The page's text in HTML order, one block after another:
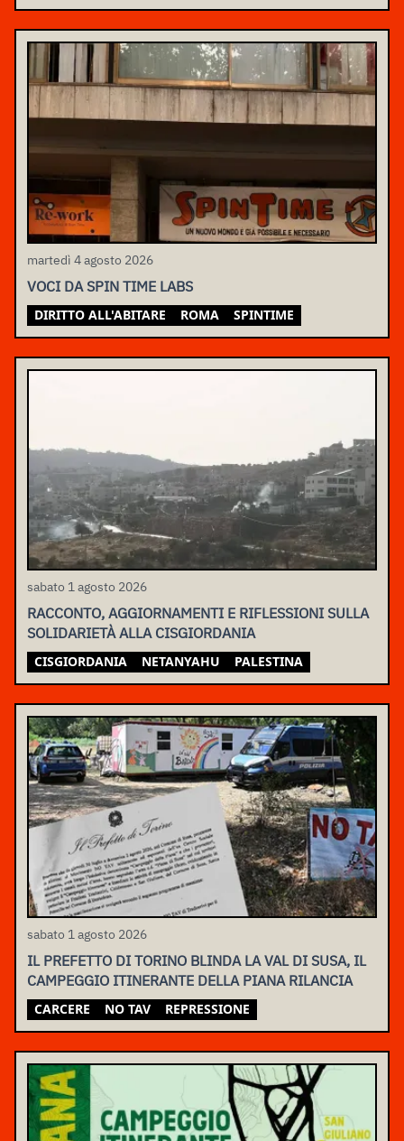
martedì 4 agosto 2026
VOCI DA SPIN TIME LABS
DIRITTO ALL'ABITARE ROMA SPINTIME
sabato 1 agosto 2026
RACCONTO, AGGIORNAMENTI E RIFLESSIONI SULLA
SOLIDARIETÀ ALLA CISGIORDANIA
CISGIORDANIA NETANYAHU PALESTINA
sabato 1 agosto 2026
IL PREFETTO DI TORINO BLINDA LA VAL DI SUSA, IL
CAMPEGGIO ITINERANTE DELLA PIANA RILANCIA
CARCERE NO TAV REPRESSIONE